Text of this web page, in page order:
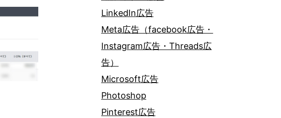
LinkedIn広告
Meta広告（facebook広告・
Instagram広告・Threads広
告）
Microsoft広告
Photoshop
Pinterest広告